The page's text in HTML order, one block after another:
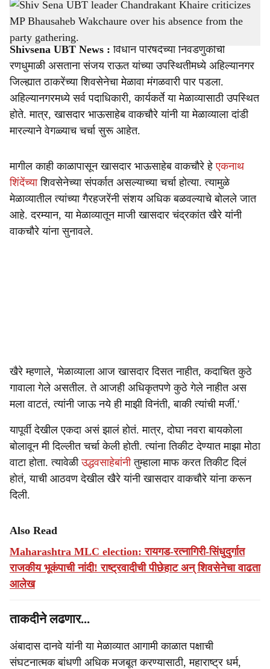
h
a
r
e
Shiv Sena UBT leader Chandrakant Khaire criticizes MP Bhausaheb Wakchaure over
his absence from the party gathering.
-sarkarnama
Shivsena UBT News : विधान परिषदेच्या निवडणुकीची
रणधुमाळी असताना संजय राऊत यांच्या उपस्थितीमध्ये अहिल्यानगर
जिल्ह्यात ठाकरेंच्या शिवसेनेचा मेळावा मंगळवारी पार पडला.
अहिल्यानगरमध्ये सर्व पदाधिकारी, कार्यकर्ते या मेळाव्यासाठी उपस्थित
होते. मात्र, खासदार भाऊसाहेब वाकचौरे यांनी या मेळाव्याला दांडी
मारल्याने वेगळ्याच चर्चा सुरू आहेत.
मागील काही काळापासून खासदार भाऊसाहेब वाकचौरे हेएकनाथ
शिंदेंच्याशिवसेनेच्या संपर्कात असल्याच्या चर्चा होत्या. त्यामुळे
मेळाव्यातील त्यांच्या गैरहजरेंनी संशय अधिक बळवल्याचे बोलले जात
आहे. दरम्यान, या मेळाव्यातून माजी खासदार चंद्रकांत खैरे यांनी
वाकचौरे यांना सुनावले.
खैरे म्हणाले, 'मेळाव्याला आज खासदार दिसत नाहीत, कदाचित कुठे
गावाला गेले असतील. ते आजही अधिकृतपणे कुठे गेले नाहीत अस
मला वाटतं, त्यांनी जाऊ नये ही माझी विनंती, बाकी त्यांची मर्जी.'
यापूर्वी देखील एकदा असं झालं होतं. मात्र, दोघा नवरा बायकोला
बोलावून मी दिल्लीत चर्चा केली होती. त्यांना तिकीट देण्यात माझा मोठा
वाटा होता. त्यावेळीउद्धवसाहेबांनीतुम्हाला माफ करत तिकीट दिलं
होतं, याची आठवण देखील खैरे यांनी खासदार वाकचौरे यांना करून
दिली.
Also Read
Maharashtra MLC election: रायगड-रत्नागिरी-सिंधुदुर्गात
राजकीय भूकंपाची नांदी! राष्ट्रवादीची पीछेहाट अन् शिवसेनेचा वाढता
आलेख
ताकदीने लढणार...
अंबादास दानवे यांनी या मेळाव्यात आगामी काळात पक्षाची
संघटनात्मक बांधणी अधिक मजबूत करण्यासाठी, महाराष्ट्र धर्म,